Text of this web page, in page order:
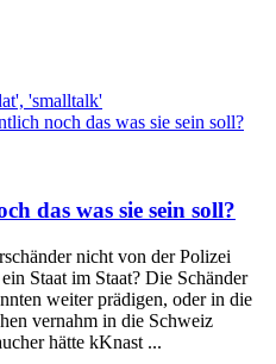
'smalltalk'
noch das was sie sein soll?
das was sie sein soll?
nicht von der Polizei
Staat im Staat? Die Schänder
weiter prädigen, oder in die
vernahm in die Schweiz
hätte kKnast ...